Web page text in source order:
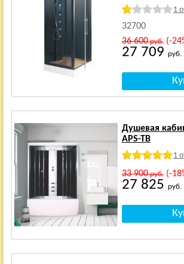
1
32700
36 600руб.(-
27 709 руб.
Душевая
APS-TB
1
33 900руб.(-
27 825 руб.